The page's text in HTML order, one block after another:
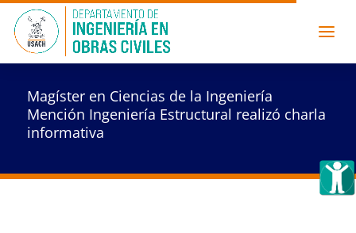
Magíster en Ciencias de la Ingeniería
Mención Ingeniería Estructural realizó charla
informativa